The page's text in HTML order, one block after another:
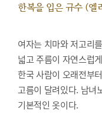
한복을 입은 규수 (엘
여자는 치마와 저고리
넓고 주름이 자연스럽
한국 사람이 오래전부
고름이 달려있다. 남녀
기본적인 옷이다.